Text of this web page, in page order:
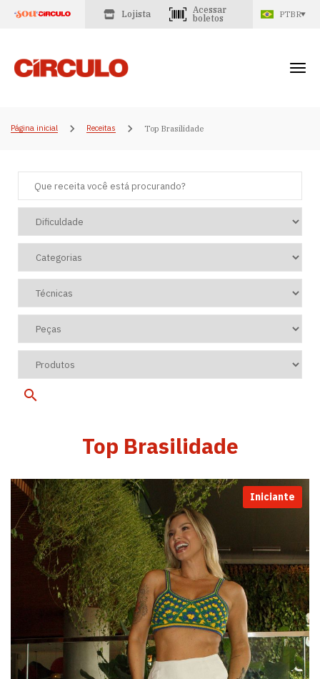
Lojista
Acessar
boletos
PTBR
Página inicial Receitas Top Brasilidade
Top Brasilidade
Iniciante